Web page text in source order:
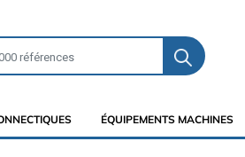
ÉQUIPEMENTS MACHINES